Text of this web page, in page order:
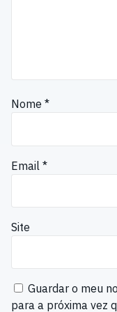
Nome *
Email *
Site
Guardar o meu
para a próxima vez